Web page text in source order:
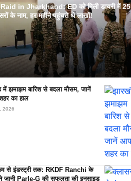
in Jharkhand: ED को मिली डायरी में 25
के नाम, हर महीने पहुंचते थे लाखों!
में झमाझम बारिश से बदला मौसम, जानें
का हाल
2026
से इंडस्ट्री तक: RKDF Ranchi के
ने जानी Parle-G की सफलता की इनसाइड